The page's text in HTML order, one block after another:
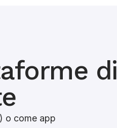
di
o come app